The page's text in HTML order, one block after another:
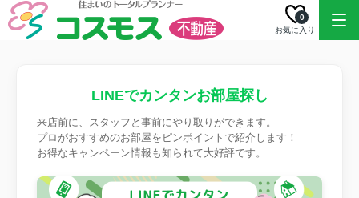
お気に入り
0
LINEでカンタンお部屋探し
来店前に、スタッフと事前にやり取りができます。
プロがおすすめのお部屋をピンポイントで紹介します！
お得なキャンペーン情報も知られて大好評です。